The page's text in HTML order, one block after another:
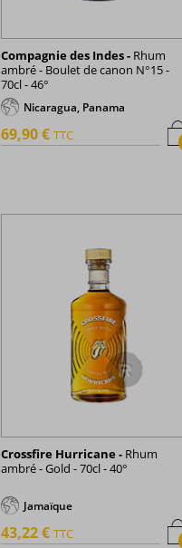
Compagnie des Indes -Rhum
ambré - Boulet de canon N°15 -
70cl - 46°
Nicaragua, Panama
69,90 € TTC
Crossfire Hurricane -Rhum
ambré - Gold - 70cl - 40°
Jamaïque
43,22 € TTC